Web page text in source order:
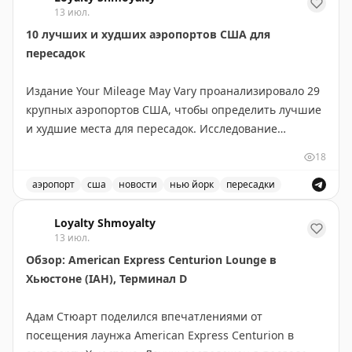
13 июл.
10 лучших и худших аэропортов США для
пересадок
Издание Your Mileage May Vary проанализировало 29
крупных аэропортов США, чтобы определить лучшие
и худшие места для пересадок. Исследование
ТОП-10 для частых летающих: Хьюстон (IAH),
Вашингтон Даллес, Детройт, Сиэтл-Такома,
Вашингтон Рейган, Тампа, Денвер, JFK, Солт-Лейк-
Сити и еще один аэропорт.
Вашингтон Даллес, Сиэтл-Такома, Солт-Лейк-Сити,
Балтимор-Вашингтон, LaGuardia, Вашингтон Рейган,
18
аэропорт сша новости нью йорк пересадки
Loyalty Shmoyalty
13 июл.
Обзор: American Express Centurion Lounge в
Хьюстоне (IAH), Терминал D
Адам Стюарт поделился впечатлениями от
посещения лаунжа American Express Centurion в